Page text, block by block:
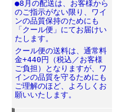
●8月の配送は、お客様から
のご指示がない限り、ワイ
ンの品質保持のためにも
「クール便」にてお届けい
たします。
クール便の送料は、通常料
金+440円（税込／お客様
ご負担）となりますが、ワ
インの品質を守るためにも
ご理解のほど、よろしくお
願いいたします。